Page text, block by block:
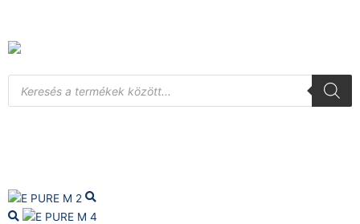
content
Products
search